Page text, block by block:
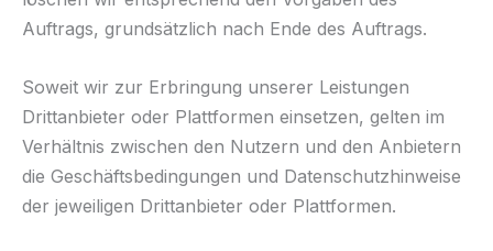
Auftrags, grundsätzlich nach Ende des Auftrags.
Soweit wir zur Erbringung unserer Leistungen
Drittanbieter oder Plattformen einsetzen, gelten im
Verhältnis zwischen den Nutzern und den Anbietern
die Geschäftsbedingungen und Datenschutzhinweise
der jeweiligen Drittanbieter oder Plattformen.